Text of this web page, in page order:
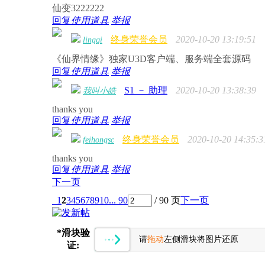
仙变3222222
回复使用道具 举报
lingqi 终身荣誉会员 2020-10-20 13:19:51
《仙界情缘》独家U3D客户端、服务端全套源码
回复使用道具 举报
我叫小皓 S1 － 助理 2020-10-20 13:38:39
thanks you
回复使用道具 举报
feihongsc 终身荣誉会员 2020-10-20
thanks you
回复使用道具 举报
下一页
12345678910... 90 / 90 页下一页
*滑块验
证:
请拖动左侧滑块将图片还原